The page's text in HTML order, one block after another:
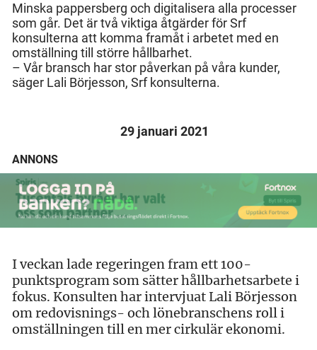
Minska pappersberg och digitalisera alla processer
som går. Det är två viktiga åtgärder för Srf
konsulterna att komma framåt i arbetet med en
omställning till större hållbarhet.
– Vår bransch har stor påverkan på våra kunder,
säger Lali Börjesson, Srf konsulterna.
29 januari 2021
ANNONS
I veckan lade regeringen fram ett 100-
punktsprogram som sätter hållbarhetsarbete i
fokus. Konsulten har intervjuat Lali Börjesson
om redovisnings- och lönebranschens roll i
omställningen till en mer cirkulär ekonomi.